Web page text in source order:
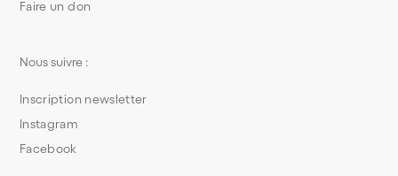
Faire un don
Nous suivre :
Inscription newsletter
Instagram
Facebook